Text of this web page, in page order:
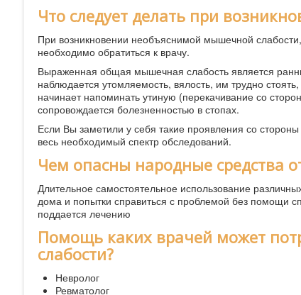
Что следует делать при
При возникновении необъяснимой мышечной
необходимо обратиться к врачу.
Выраженная общая мышечная слабость является
наблюдается утомляемость, вялость, им трудно
начинает напоминать утиную (перекачивание со
сопровождается болезненностью в стопах.
Если Вы заметили у себя такие проявления со
весь необходимый спектр обследований.
Чем опасны народные средства
Длительное самостоятельное использование
дома и попытки справиться с проблемой без помощи
поддается лечению
Помощь каких врачей может
слабости?
Невролог
Ревматолог